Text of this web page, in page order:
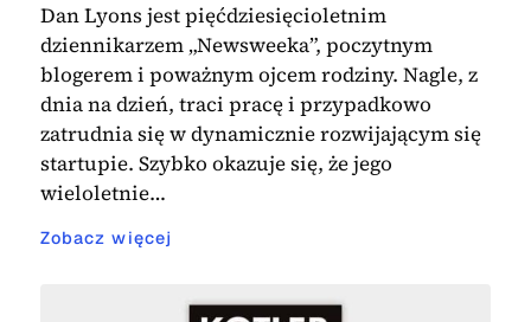
Dan Lyons jest pięćdziesięcioletnim
dziennikarzem „Newsweeka”, poczytnym
blogerem i poważnym ojcem rodziny. Nagle, z
dnia na dzień, traci pracę i przypadkowo
zatrudnia się w dynamicznie rozwijającym się
startupie. Szybko okazuje się, że jego
wieloletnie…
Zobacz więcej